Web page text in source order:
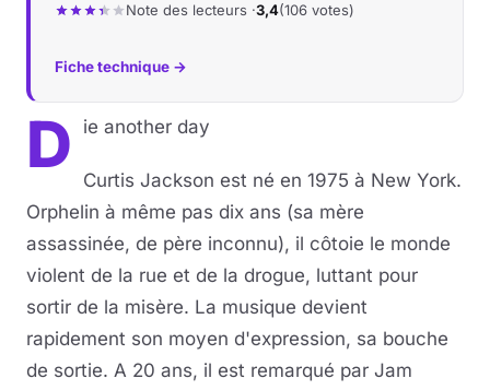
Note des lecteurs ·3,4(106 votes)
Fiche technique →
D ie another day
Curtis Jackson est né en 1975 à New York.
Orphelin à même pas dix ans (sa mère
assassinée, de père inconnu), il côtoie le monde
violent de la rue et de la drogue, luttant pour
sortir de la misère. La musique devient
rapidement son moyen d'expression, sa bouche
de sortie. A 20 ans, il est remarqué par Jam